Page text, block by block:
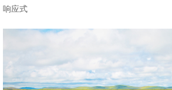
响应式